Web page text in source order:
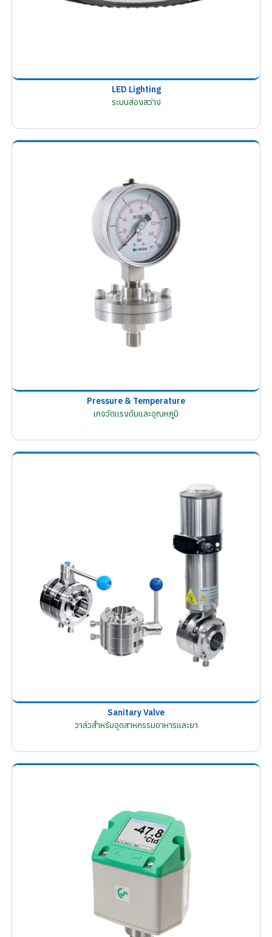
LED Lighting
ระบบส่องสว่าง
Pressure & Temperature
เกจวัดแรงดันและอุณหภูมิ
Sanitary Valve
วาล์วสำหรับอุตสาหกรรมอาหารและยา